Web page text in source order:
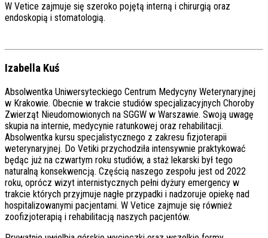
W Vetice zajmuje się szeroko pojętą interną i chirurgią oraz
endoskopią i stomatologią.
Izabella Kuś
Absolwentka Uniwersyteckiego Centrum Medycyny Weterynaryjnej
w Krakowie. Obecnie w trakcie studiów specjalizacyjnych Choroby
Zwierząt Nieudomowionych na SGGW w Warszawie. Swoją uwagę
skupia na internie, medycynie ratunkowej oraz rehabilitacji.
Absolwentka kursu specjalistycznego z zakresu fizjoterapii
weterynaryjnej. Do Vetiki przychodziła intensywnie praktykować
będąc już na czwartym roku studiów, a staż lekarski był tego
naturalną konsekwencją. Częścią naszego zespołu jest od 2022
roku, oprócz wizyt internistycznych pełni dyżury emergency w
trakcie których przyjmuje nagłe przypadki i nadzoruje opiekę nad
hospitalizowanymi pacjentami. W Vetice zajmuje się również
zoofizjoterapią i rehabilitacją naszych pacjentów.